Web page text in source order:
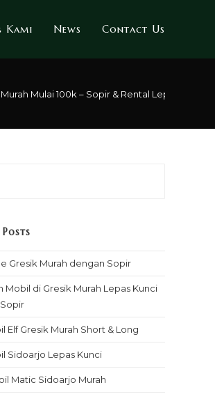
Kami News Contact Us
Mulai 100k – Sopir & Rental Lepas Kunci
Posts
Gresik Murah dengan Sopir
Mobil di Gresik Murah Lepas Kunci
Elf Gresik Murah Short & Long
Sidoarjo Lepas Kunci
Matic Sidoarjo Murah